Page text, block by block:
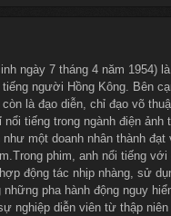
ngày 7 tháng 4 năm 1954)
tiếng người Hồng Kông. Bên
là đạo diễn, chỉ đạo võ
nổi tiếng trong ngành điện ảnh
một doanh nhân thành đạt
phim, anh nổi tiếng
động tác nhịp nhàng, sử
những pha hành động nguy
nghiệp diễn viên từ thập